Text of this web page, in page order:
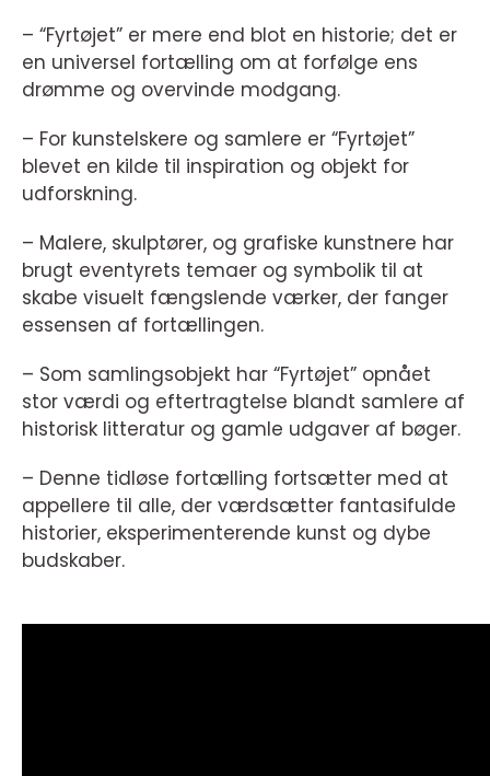
– “Fyrtøjet” er mere end blot en historie; det er
en universel fortælling om at forfølge ens
drømme og overvinde modgang.
– For kunstelskere og samlere er “Fyrtøjet”
blevet en kilde til inspiration og objekt for
udforskning.
– Malere, skulptører, og grafiske kunstnere har
brugt eventyrets temaer og symbolik til at
skabe visuelt fængslende værker, der fanger
essensen af fortællingen.
– Som samlingsobjekt har “Fyrtøjet” opnået
stor værdi og eftertragtelse blandt samlere af
historisk litteratur og gamle udgaver af bøger.
– Denne tidløse fortælling fortsætter med at
appellere til alle, der værdsætter fantasifulde
historier, eksperimenterende kunst og dybe
budskaber.